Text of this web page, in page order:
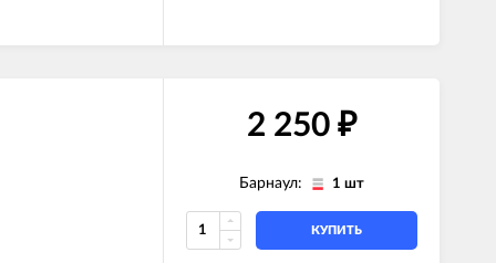
2 250 ₽
Барнаул: 1 шт
КУПИТЬ